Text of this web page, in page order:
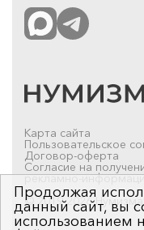
Карта сайта
Пользовательское
Договор-оферта
Согласие на
рекламно-
© 2019-2026
Продолжая
данный сайт, вы
использованием